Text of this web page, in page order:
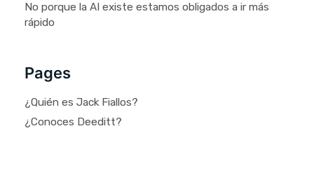
No porque la AI existe estamos obligados a ir más
rápido
Pages
¿Quién es Jack Fiallos?
¿Conoces Deeditt?